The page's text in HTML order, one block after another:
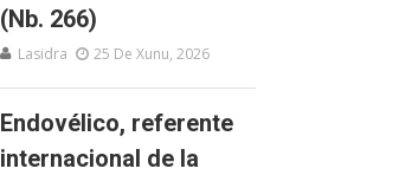
(Nb. 266)
Lasidra 25 De Xunu, 2026
Endovélico, referente
internacional de la